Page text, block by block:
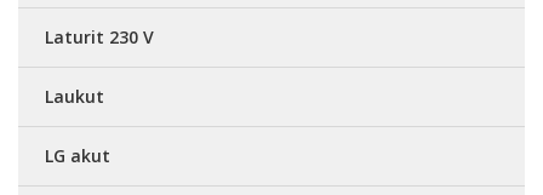
Laturit 230 V
Laukut
LG akut